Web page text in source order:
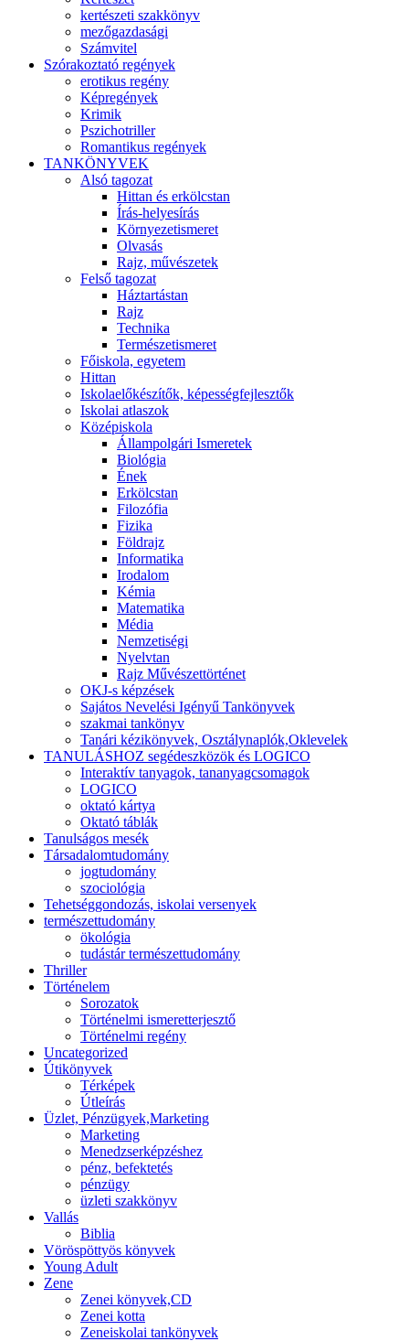
kertészeti szakkönyv
mezőgazdasági
Számvitel
Szórakoztató regények
erotikus regény
Képregények
Krimik
Pszichotriller
Romantikus regények
TANKÖNYVEK
Alsó tagozat
Hittan és erkölcstan
Írás-helyesírás
Környezetismeret
Olvasás
Rajz, művészetek
Felső tagozat
Háztartástan
Rajz
Technika
Természetismeret
Főiskola, egyetem
Hittan
Iskolaelőkészítők, képességfejlesztők
Iskolai atlaszok
Középiskola
Állampolgári Ismeretek
Biológia
Ének
Erkölcstan
Filozófia
Fizika
Földrajz
Informatika
Irodalom
Kémia
Matematika
Média
Nemzetiségi
Nyelvtan
Rajz Művészettörténet
OKJ-s képzések
Sajátos Nevelési Igényű Tankönyvek
szakmai tankönyv
Tanári kézikönyvek, Osztálynaplók,Oklevelek
TANULÁSHOZ segédeszközök és LOGICO
Interaktív tanyagok, tananyagcsomagok
LOGICO
oktató kártya
Oktató táblák
Tanulságos mesék
Társadalomtudomány
jogtudomány
szociológia
Tehetséggondozás, iskolai versenyek
természettudomány
ökológia
tudástár természettudomány
Thriller
Történelem
Sorozatok
Történelmi ismeretterjesztő
Történelmi regény
Uncategorized
Útikönyvek
Térképek
Útleírás
Üzlet, Pénzügyek,Marketing
Marketing
Menedzserképzéshez
pénz, befektetés
pénzügy
üzleti szakkönyv
Vallás
Biblia
Vöröspöttyös könyvek
Young Adult
Zene
Zenei könyvek,CD
Zenei kotta
Zeneiskolai tankönyvek